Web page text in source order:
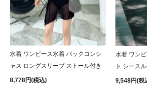
水着 ワンピース水着 バックコンシ
ャス ロングスリーブ ストール付き
8,778円(税込)
水着 ワン
ト シース
9,548円(税